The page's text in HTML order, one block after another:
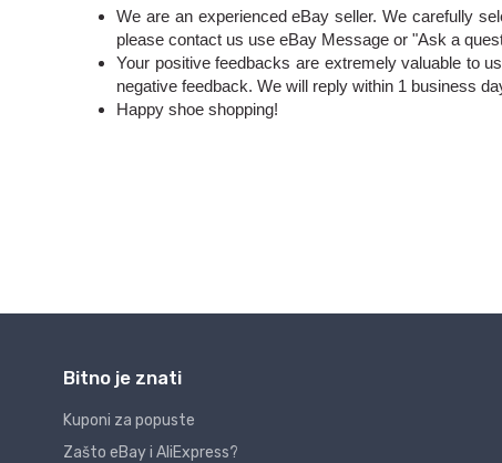
Bitno je znati
Kuponi za popuste
Zašto eBay i AliExpress?